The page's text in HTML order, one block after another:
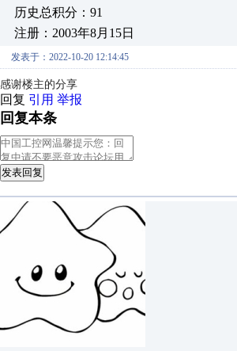
历史总积分：91
注册：2003年8月15日
发表于：2022-10-20 12:14:45
感谢楼主的分享
回复 引用 举报
回复本条
发表回复